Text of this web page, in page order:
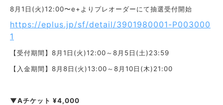
8月1日(火)12:00〜e+よりプレオーダーにて抽選受付開始
https://eplus.jp/sf/detail/3901980001-P003000
1
【受付期間】8月1日(火)12:00～8月5日(土)23:59
【入金期間】8月8日(火)13:00～8月10日(木)21:00
▼Aチケット ¥4,000